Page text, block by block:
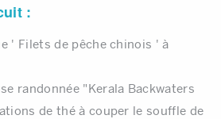
:
' Filets de pêche chinois ' à
randonnée "Kerala Backwaters
de thé à couper le souffle de